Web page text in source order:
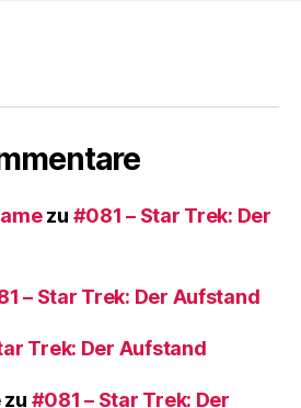
zu #081 – Star Trek: Der
– Star Trek: Der Aufstand
Trek: Der Aufstand
zu #081 – Star Trek: Der